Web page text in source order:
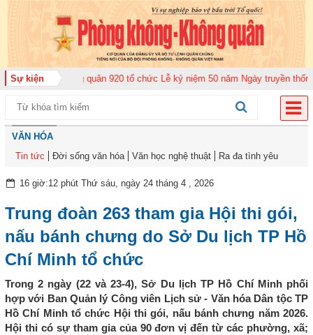
Sự kiện
đoàn Không quân 920 tổ chức Lễ kỷ niệm 50 năm Ngày truyền thống (12-
VĂN HÓA
Tin tức
Đời sống văn hóa Văn học nghệ thuật Ra đa tình yêu
16 giờ:12 phút Thứ sáu, ngày 24 tháng 4 , 2026
Trung đoàn 263 tham gia Hội thi gói,
nấu bánh chưng do Sở Du lịch TP Hồ
Chí Minh tổ chức
Trong 2 ngày (22 và 23-4), Sở Du lịch TP Hồ Chí Minh phối
hợp với Ban Quản lý Công viên Lịch sử - Văn hóa Dân tộc TP
Hồ Chí Minh tổ chức Hội thi gói, nấu bánh chưng năm 2026.
Hội thi có sự tham gia của 90 đơn vị đến từ các phường, xã;